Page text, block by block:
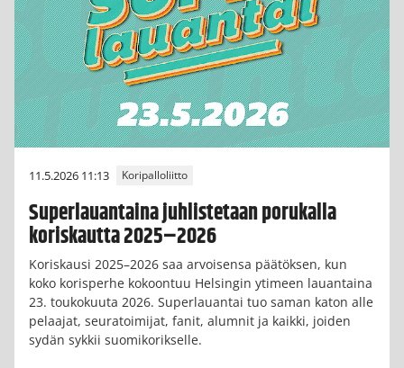
11.5.2026 11:13 Koripalloliitto
Superlauantaina juhlistetaan porukalla
koriskautta 2025–2026
Koriskausi 2025–2026 saa arvoisensa päätöksen, kun
koko korisperhe kokoontuu Helsingin ytimeen lauantaina
23. toukokuuta 2026. Superlauantai tuo saman katon alle
pelaajat, seuratoimijat, fanit, alumnit ja kaikki, joiden
sydän sykkii suomikorikselle.